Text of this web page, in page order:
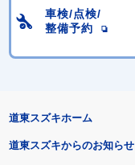
車検/点検/
整備予約
道東スズキホーム
道東スズキからのお知らせ